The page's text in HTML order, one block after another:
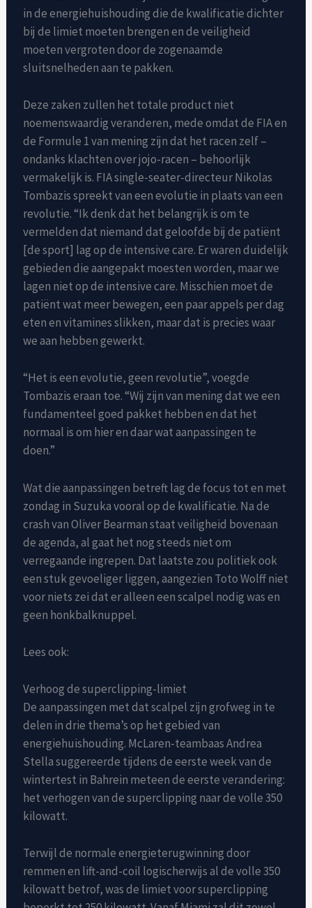
in de energiehuishouding die de kwalificatie dichter
bij de limiet moeten brengen en de veiligheid
moeten vergroten door de zogenaamde
sluitsnelheden aan te pakken.
Deze zaken zullen het totale product niet
noemenswaardig veranderen, mede omdat de FIA ​​en
de Formule 1 van mening zijn dat het racen zelf –
ondanks klachten over jojo-racen – behoorlijk
vermakelijk is. FIA single-seater-directeur Nikolas
Tombazis spreekt van een evolutie in plaats van een
revolutie. “Ik denk dat het belangrijk is om te
vermelden dat niemand dat geloofde bij de patiënt
[de sport] lag op de intensive care. Er waren duidelijk
gebieden die aangepakt moesten worden, maar we
lagen niet op de intensive care. Misschien moet de
patiënt wat meer bewegen, een paar appels per dag
eten en vitamines slikken, maar dat is precies waar
we aan hebben gewerkt.
“Het is een evolutie, geen revolutie”, voegde
Tombazis eraan toe. “Wij zijn van mening dat we een
fundamenteel goed pakket hebben en dat het
normaal is om hier en daar wat aanpassingen te
doen.”
Wat die aanpassingen betreft lag de focus tot en met
zondag in Suzuka vooral op de kwalificatie. Na de
crash van Oliver Bearman staat veiligheid bovenaan
de agenda, al gaat het nog steeds niet om
verregaande ingrepen. Dat laatste zou politiek ook
een stuk gevoeliger liggen, aangezien Toto Wolff niet
voor niets zei dat er alleen een scalpel nodig was en
geen honkbalknuppel.
Lees ook:
Verhoog de superclipping-limiet
De aanpassingen met dat scalpel zijn grofweg in te
delen in drie thema’s op het gebied van
energiehuishouding. McLaren-teambaas Andrea
Stella suggereerde tijdens de eerste week van de
wintertest in Bahrein meteen de eerste verandering:
het verhogen van de superclipping naar de volle 350
kilowatt.
Terwijl de normale energieterugwinning door
remmen en lift-and-coil logischerwijs al de volle 350
kilowatt betrof, was de limiet voor superclipping